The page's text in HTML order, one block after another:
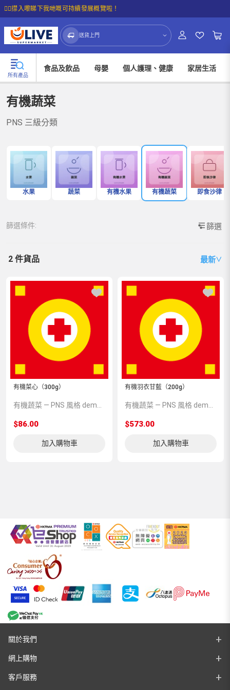
☝🏼㩒入嚟睇下我哋嘅可持續發展概覽啦！
送貨上門
所有產品
食品及飲品 母嬰 個人護理、健康 家居生活
有機蔬菜
PNS 三級分類
水果 蔬菜 有機水果 有機蔬菜 即食沙律
篩選條件: 篩選
2 件貨品 最新∨
有機菜心（300g）
$86.00
加入購物車
有機羽衣甘藍（200g）
$573.00
加入購物車
關於我們
網上購物
客戶服務